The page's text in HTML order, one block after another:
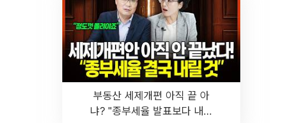
부동산 세제개편 아직 끝 아
냐? "종부세율 발표보다 내릴